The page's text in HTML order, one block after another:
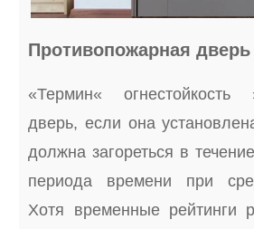
Противопожарная дверь
«Термин« огнестойкость
дверь, если она
должна загореться в
периода времени при
Хотя временные рейтинги